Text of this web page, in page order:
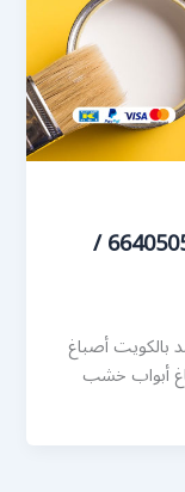
فني صباغ مدينة صباح الاحمد / 66405052 /
بالكويت أصباغ
أبواب خشب